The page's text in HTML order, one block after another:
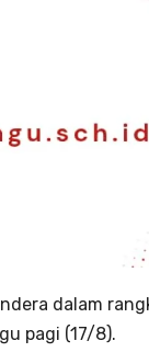
dalam
pagi (17/8).